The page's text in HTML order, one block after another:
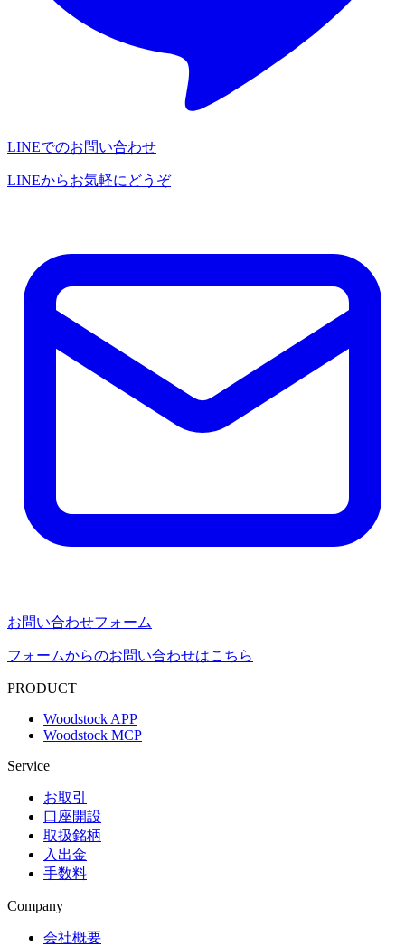
LINEでのお問い合わせ
LINEからお気軽にどうぞ
お問い合わせフォーム
フォームからのお問い合わせはこちら
PRODUCT
Woodstock APP
Woodstock MCP
Service
お取引
口座開設
取扱銘柄
入出金
手数料
Company
会社概要